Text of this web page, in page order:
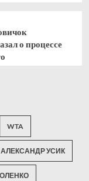
о процессе
WTA
АЛЕКСАНДР УСИК